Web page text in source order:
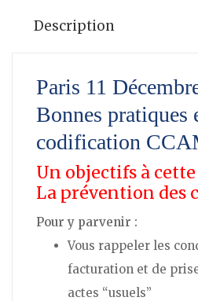
des
-
11
Décembre
2024
Description
Paris 11
Bonnes pratiques
codification
Un objectifs à
La prévention des
Pour y parvenir :
Vous rappeler les
facturation et de
actes “usuels”